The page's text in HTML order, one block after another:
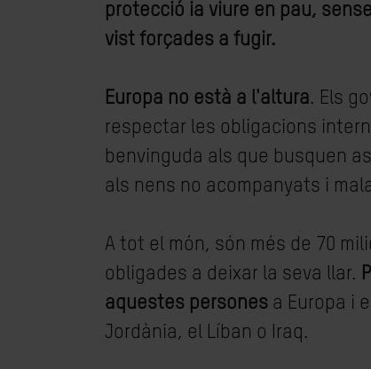
protecció ia viure en pau,
vist forçades a fugir.
Europa no està a l'altura. Els
respectar les obligacions
benvinguda als que busquen
als nens no acompanyats i
A tot el món, són més de 70
obligades a deixar la seva llar.
aquestes personesa Europa i
Jordània, el Líban o Iraq.